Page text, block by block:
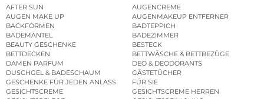
AFTER SUN
AUGENCREME
AUGEN MAKE UP
AUGENMAKEUP ENTFERNER
BACKFORMEN
BADTEPPICH
BADEMÄNTEL
BADEZIMMER
BEAUTY GESCHENKE
BESTECK
BETTDECKEN
BETTWÄSCHE & BETTBEZÜGE
DAMEN PARFUM
DEO & DEODORANTS
DUSCHGEL & BADESCHAUM
GÄSTETÜCHER
GESCHENKE FÜR JEDEN ANLASS
FÜR SIE
GESICHTSCREME
GESICHTSCREME HERREN